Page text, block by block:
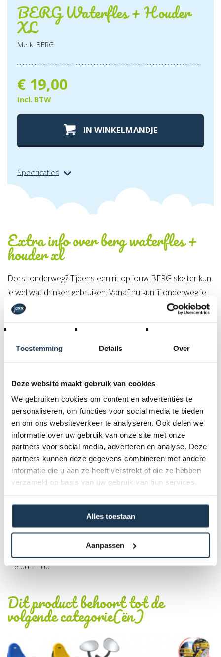
Toestemming Details Over
Deze website maakt gebruik van cookies
We gebruiken cookies om content en advertenties te
personaliseren, om functies voor social media te bieden
en om ons websiteverkeer te analyseren. Ook delen we
informatie over uw gebruik van onze site met onze
partners voor social media, adverteren en analyse. Deze
partners kunnen deze gegevens combineren met andere
informatie die u aan ze heeft verstrekt of die ze hebben
verzameld op basis van uw gebruik van hun services.
Alles toestaan
Aanpassen
BERG Waterfles + Houder
XL
Merk: BERG
€ 19,00
Incl. BTW
IN WINKELMANDJE
Specificaties
Extra info overberg waterfles +
houder xl
Dorst onderweg? Tijdens een rit op jouw BERG skelter kun
je wel wat drinken gebruiken. Vanaf nu kun jij onderweg je
dorst lessen met de BERG waterfles. Je schroeft de
skellter. De drinkfles heeft een compact formaat en de fles
kan ook gewoon in de vaatwasser. Wel zo makkelijk om
De set past op elke grote skelter van BERG die is
geproduceerd na oktober 2017. Mocht je twijfelen of de
houder op jouw skelter past, controleer dan of je twee
schroefgaatjes zie top je frame.
Voordelen
- Makkelijke montage
- Past op zowel XL als XXL frames
- Compacte drinkfles
Specificaties
Product Code :
16.00.11.00
Dit product behoort tot de
volgende categorie(ën)